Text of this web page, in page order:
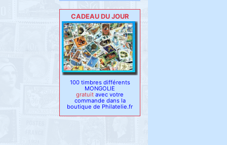
CADEAU DU JOUR
100 timbres différents
MONGOLIE
gratuit avec votre
commande dans la
boutique de Philatelie.fr